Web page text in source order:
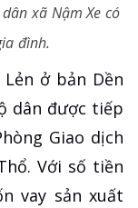
xã Nậm Xe có
đình.
ở bản Dền
dân được tiếp
Giao dịch
Với số tiền
vay sản xuất